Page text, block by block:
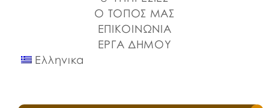
Ο ΤΟΠΟΣ ΜΑΣ
ΕΠΙΚΟΙΝΩΝΙΑ
ΕΡΓΑ ΔΗΜΟΥ
Ελληνικα